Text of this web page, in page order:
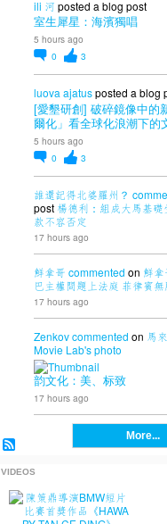
ili 河 posted a blog post
室生犀星：海濱獨唱
5 hours ago
0
3
luova ajatusposted a blog
[愛墾研創] 破碎鏡像中的
爾化」看全球化浪潮下的
5 hours ago
0
3
誰還記得北婆羅州？
post 楊德利：組成大馬基
款不容否定
17 hours ago
鮮拿哥 commented on 鮮
巴主權問題上法庭 菲律賓
17 hours ago
Zenkovcommented on 馬
Movie Lab'sphoto
韵文化：美、标致
17 hours ago
More...
VIDEOS